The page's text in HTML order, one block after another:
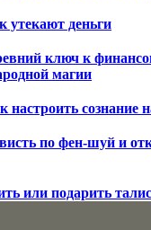
утекают деньги
ключ к
магии
настроить сознание
по фен-шуй и
или подарить